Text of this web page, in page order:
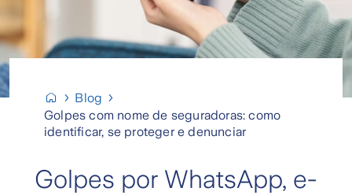
Blog
Golpes com nome de seguradoras: como
identificar, se proteger e denunciar
Golpes por WhatsApp, e-